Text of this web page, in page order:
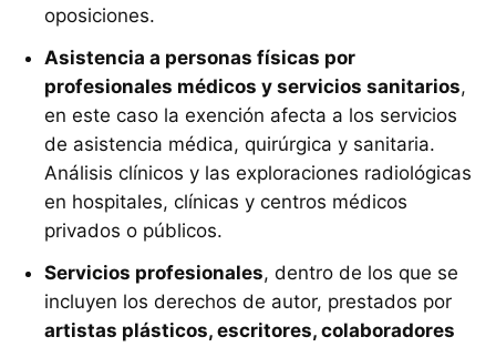
oposiciones.
Asistencia a personas físicas por
profesionales médicos y servicios sanitarios,
en este caso la exención afecta a los servicios
de asistencia médica, quirúrgica y sanitaria.
Análisis clínicos y las exploraciones radiológicas
en hospitales, clínicas y centros médicos
privados o públicos.
Servicios profesionales, dentro de los que se
incluyen los derechos de autor, prestados por
artistas plásticos, escritores, colaboradores